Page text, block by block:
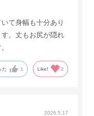
て身幅も十分あり
。丈もお尻が隠れ
た 1 Like! 2
2026.5.17